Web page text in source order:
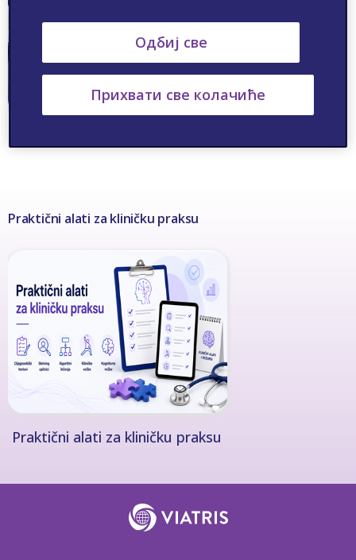
Praktični alati za kliničku praksu
Praktični alati za kliničku praksu
Одбиј све
Прихвати све колачиће